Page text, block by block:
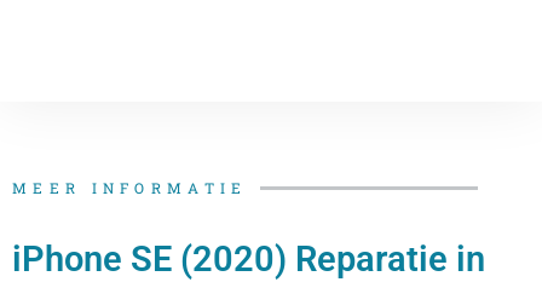
MEER INFORMATIE
iPhone SE (2020) Reparatie in